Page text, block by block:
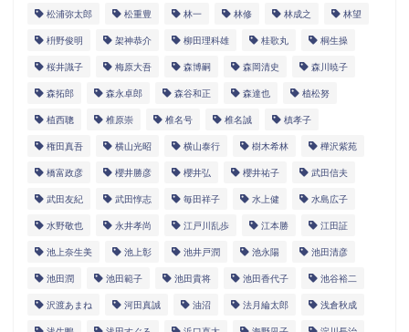
松浦弥太郎 松重豊 林一 林修 林成之 林望
枡野俊明 架神恭介 柳田理科雄 桂歌丸 桐生操
桜井識子 梅原大吾 森博嗣 森岡清史 森川暁子
森拓郎 森永卓郎 森谷和正 森達也 植松努
植西聰 椎原崇 椎名号 椎名誠 槙孝子
権田真吾 横山光昭 横山泰行 樹木希林 樺沢紫苑
橋富政彦 櫻井勝彦 櫻井弘 櫻井祐子 武田信夫
武田友紀 武田惇志 毎田祥子 水上健 水島広子
水野敬也 永井孝尚 江戸川乱歩 江本勝 江田証
池上奈生美 池上彰 池井戸潤 池永陽 池田清彦
池田潤 池田範子 池田貴将 池田香代子 池谷裕二
沢渡あまね 河田真誠 油沼 法月綸太郎 浅倉秋成